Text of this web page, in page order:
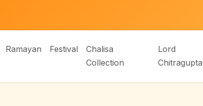
Ramayan Festival
Chalisa
Collection
Lord
Chitragupta